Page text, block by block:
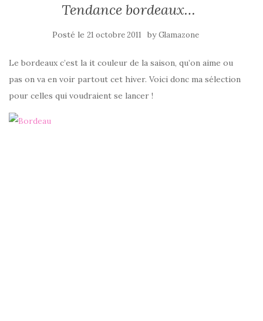
Tendance bordeaux…
Posté le 21 octobre 2011 byGlamazone
Le bordeaux c’est la it couleur de la saison, qu’on aime ou
pas on va en voir partout cet hiver. Voici donc ma sélection
pour celles qui voudraient se lancer !